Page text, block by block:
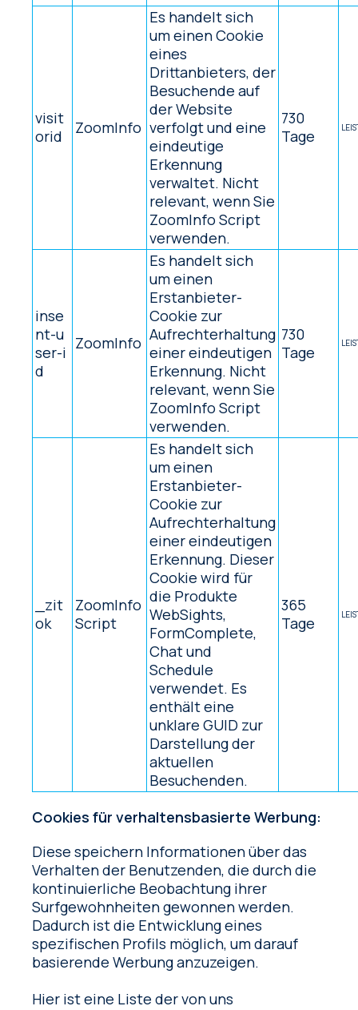
visit
orid
ZoomInfo
Es handelt sich
um einen Cookie
eines
Drittanbieters, der
Besuchende auf
der Website
verfolgt und eine
eindeutige
Erkennung
verwaltet. Nicht
relevant, wenn Sie
ZoomInfo Script
verwenden.
730
Tage
inse
nt-u
ser-i
d
ZoomInfo
Es handelt sich
um einen
Erstanbieter-
Cookie zur
Aufrechterhaltung
einer eindeutigen
Erkennung. Nicht
relevant, wenn Sie
ZoomInfo Script
verwenden.
730
Tage
_zit
ok
ZoomInfo
Script
Es handelt sich
um einen
Erstanbieter-
Cookie zur
Aufrechterhaltung
einer eindeutigen
Erkennung. Dieser
Cookie wird für
die Produkte
WebSights,
FormComplete,
Chat und
Schedule
verwendet. Es
enthält eine
unklare GUID zur
Darstellung der
aktuellen
Besuchenden.
365
Tage
Cookies für verhaltensbasierte Werbung:
Diese speichern Informationen über das
Verhalten der Benutzenden, die durch die
kontinuierliche Beobachtung ihrer
Surfgewohnheiten gewonnen werden.
Dadurch ist die Entwicklung eines
spezifischen Profils möglich, um darauf
basierende Werbung anzuzeigen.
Hier ist eine Liste der von uns